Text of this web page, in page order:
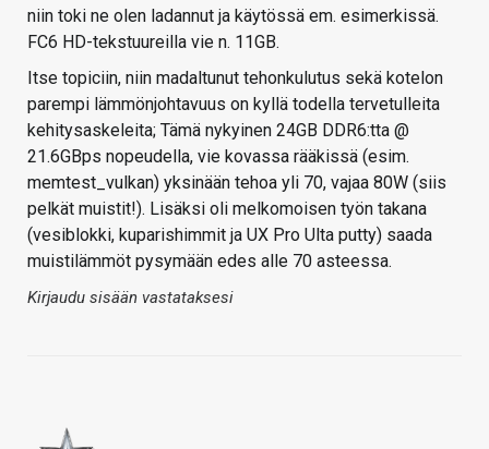
niin toki ne olen ladannut ja käytössä em. esimerkissä.
FC6 HD-tekstuureilla vie n. 11GB.
Itse topiciin, niin madaltunut tehonkulutus sekä kotelon
parempi lämmönjohtavuus on kyllä todella tervetulleita
kehitysaskeleita; Tämä nykyinen 24GB DDR6:tta @
21.6GBps nopeudella, vie kovassa rääkissä (esim.
memtest_vulkan) yksinään tehoa yli 70, vajaa 80W (siis
pelkät muistit!). Lisäksi oli melkomoisen työn takana
(vesiblokki, kuparishimmit ja UX Pro Ulta putty) saada
muistilämmöt pysymään edes alle 70 asteessa.
Kirjaudu sisään vastataksesi